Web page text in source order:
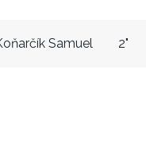
Samuel 2"